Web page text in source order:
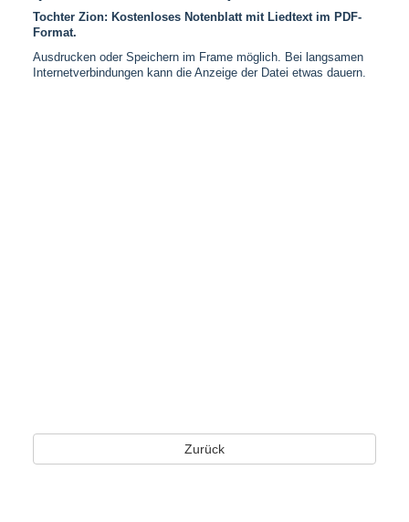
Tochter Zion: Kostenloses Notenblatt mit Liedtext im PDF-
Format.
Ausdrucken oder Speichern im Frame möglich. Bei langsamen
Internetverbindungen kann die Anzeige der Datei etwas dauern.
Zurück